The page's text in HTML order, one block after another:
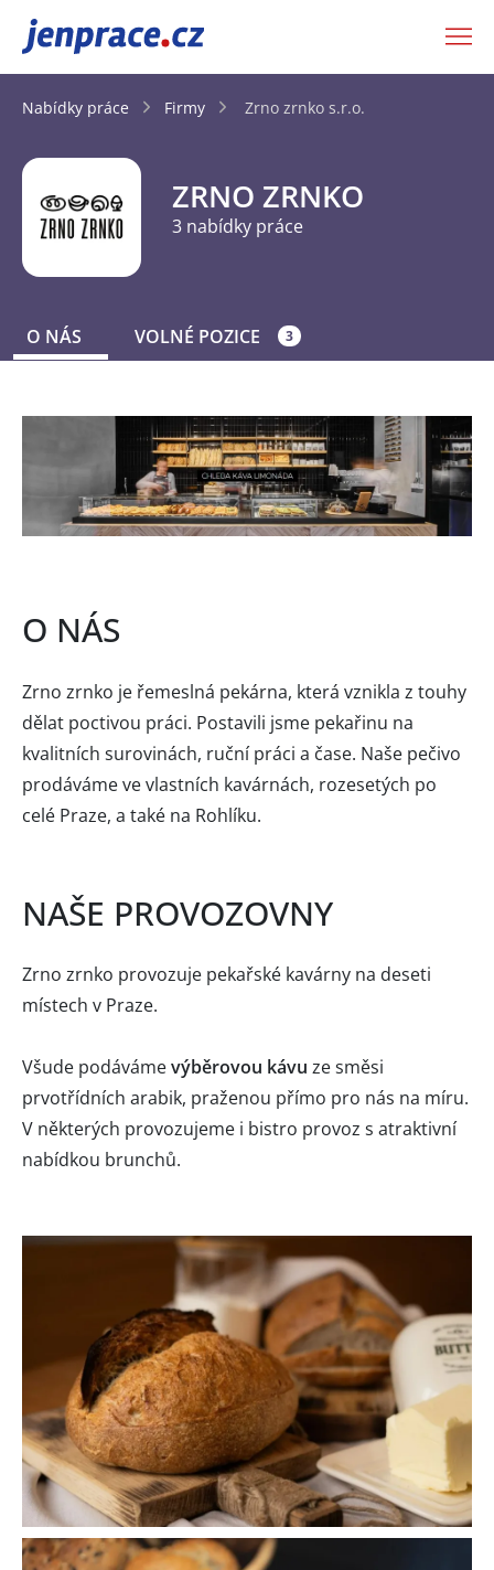
JenPráce.cz
Nabídky práce Firmy Zrno zrnko s.r.o.
ZRNO ZRNKO
3 nabídky práce
O NÁS VOLNÉ POZICE 3
O NÁS
Zrno zrnko je řemeslná pekárna, která vznikla z touhy
dělat poctivou práci. Postavili jsme pekařinu na
kvalitních surovinách, ruční práci a čase. Naše pečivo
prodáváme ve vlastních kavárnách, rozesetých po
celé Praze, a také na Rohlíku.
NAŠE PROVOZOVNY
Zrno zrnko provozuje pekařské kavárny na deseti
místech v Praze.
Všude podávámevýběrovou kávu ze směsi
prvotřídních arabik, praženou přímo pro nás na míru.
V některých provozujeme i bistro provoz s atraktivní
nabídkou brunchů.